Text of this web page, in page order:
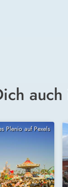
Plenio auf Pexels